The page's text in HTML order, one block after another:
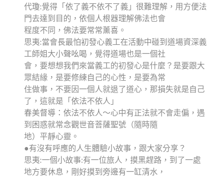
代瓊:覺得「依了義不依不了義」很難理解，用方便法
門去達到目的，依個人根器理解佛法也會
程度不同，佛法要常常薰喜。
思夷:當會長最怕初發心義工在活動中碰到道場資深義
工師姐大小聲吆喝，覺得道場也是一個社
會，要想想我們來當義工的初發心是什麼？是要跟大
眾結緣，是要修練自己的心性，是要為常
住做事，不要因一個人就退了道心，那損失就是自己
了，這就是「依法不依人」
春美督導：依法不依人～心中有正法就不會走偏，遇
到困惑就常念觀世音菩薩聖號（隨時隨
地）平靜心靈。
●有沒有呼應的人生體驗小故事，跟大家分享？
思夷:一個小故事:有一位旅人，摸黑趕路，到了一處
地方要休息，剛好摸到旁邊有一缸清水，